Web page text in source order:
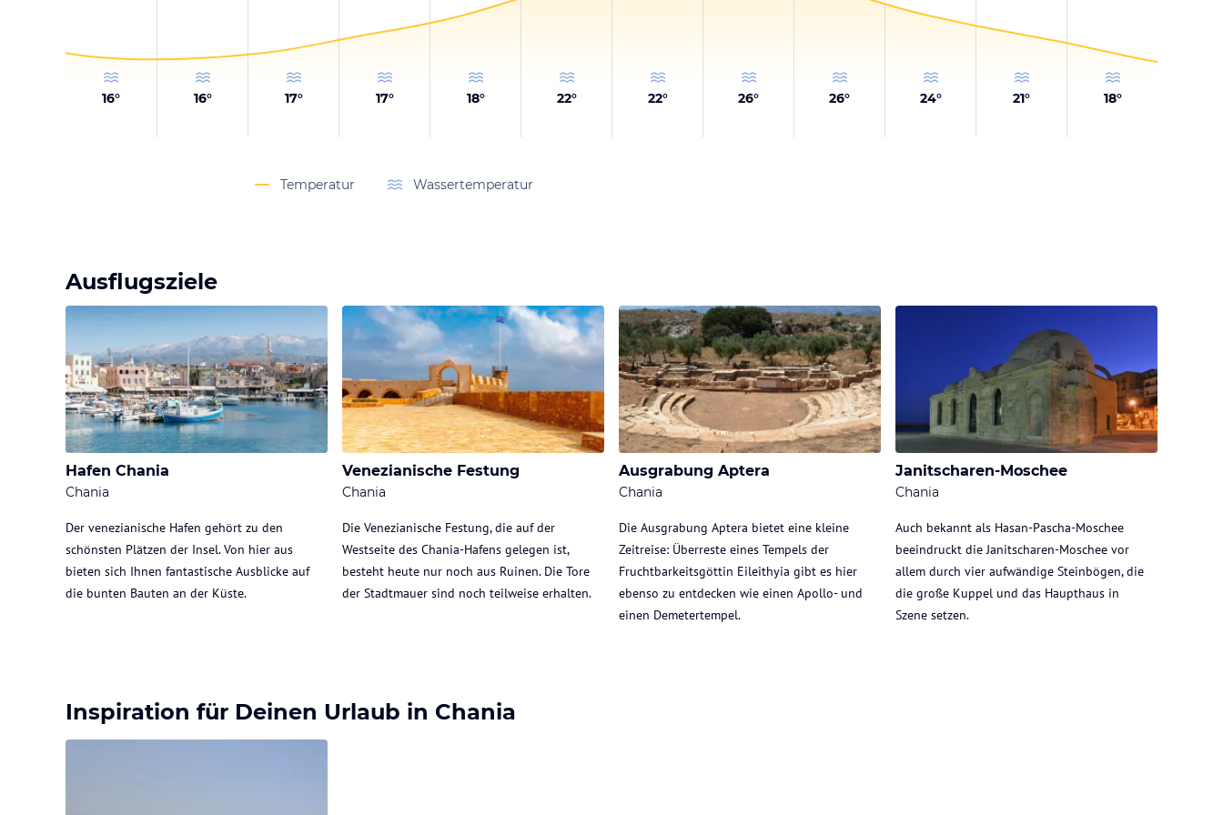
16° 16° 17° 17° 18° 22° 22° 26° 26° 24° 21° 18°
Temperatur Wassertemperatur
Ausflugsziele
Hafen Chania
Chania
Der venezianische Hafen gehört zu den
schönsten Plätzen der Insel. Von hier aus
bieten sich Ihnen fantastische Ausblicke auf
die bunten Bauten an der Küste.
Venezianische Festung
Chania
Die Venezianische Festung, die auf der
Westseite des Chania-Hafens gelegen ist,
besteht heute nur noch aus Ruinen. Die Tore
der Stadtmauer sind noch teilweise erhalten.
Ausgrabung Aptera
Chania
Die Ausgrabung Aptera bietet eine kleine
Zeitreise: Überreste eines Tempels der
Fruchtbarkeitsgöttin Eileithyia gibt es hier
ebenso zu entdecken wie einen Apollo- und
einen Demetertempel.
Janitscharen-Moschee
Chania
Auch bekannt als Hasan-Pascha-Moschee
beeindruckt die Janitscharen-Moschee vor
allem durch vier aufwändige Steinbögen, die
die große Kuppel und das Haupthaus in
Szene setzen.
Inspiration für Deinen Urlaub in Chania